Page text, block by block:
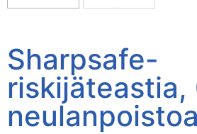
Sharpsafe-
riskijäteastia,